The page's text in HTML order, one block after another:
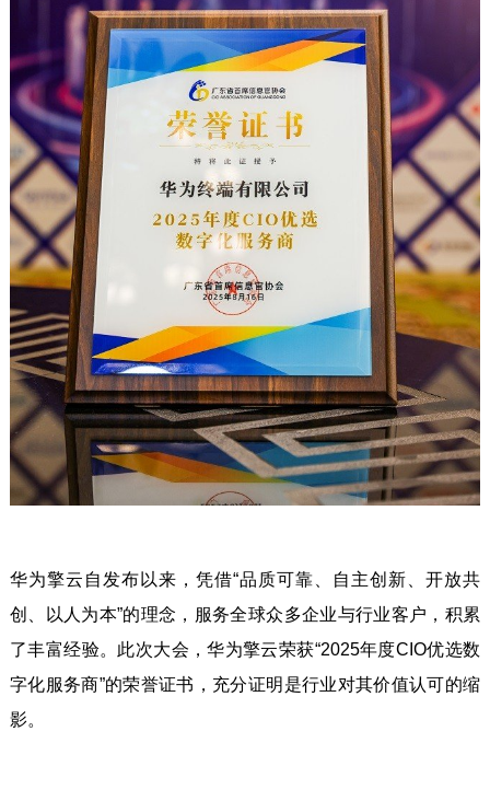
华为擎云自发布以来，凭借“品质可靠、自主创新、开放共
创、以人为本”的理念，服务全球众多企业与行业客户，积累
了丰富经验。此次大会，华为擎云荣获“2025年度CIO优选数
字化服务商”的荣誉证书，充分证明是行业对其价值认可的缩
影。